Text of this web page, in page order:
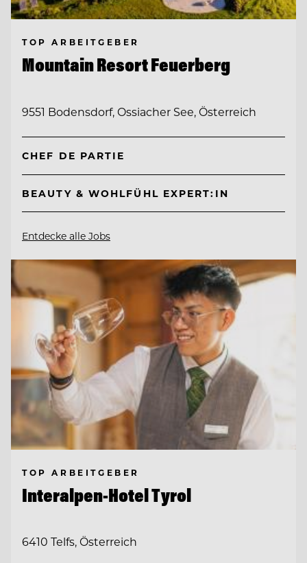
TOP ARBEITGEBER
Mountain Resort Feuerberg
9551 Bodensdorf, Ossiacher See, Österreich
CHEF DE PARTIE
BEAUTY & WOHLFÜHL EXPERT:IN
Entdecke alle Jobs
TOP ARBEITGEBER
Interalpen-Hotel Tyrol
6410 Telfs, Österreich